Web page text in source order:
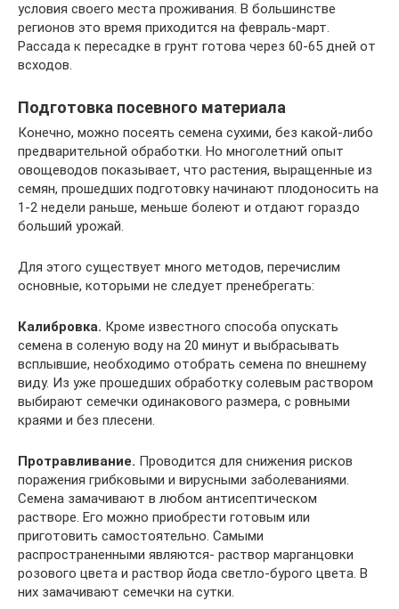
условия своего места проживания. В большинстве
регионов это время приходится на февраль-март.
Рассада к пересадке в грунт готова через 60-65 дней от
всходов.
Подготовка посевного материала
Конечно, можно посеять семена сухими, без какой-либо
предварительной обработки. Но многолетний опыт
овощеводов показывает, что растения, выращенные из
семян, прошедших подготовку начинают плодоносить на
1-2 недели раньше, меньше болеют и отдают гораздо
больший урожай.
Для этого существует много методов, перечислим
основные, которыми не следует пренебрегать:
Калибровка. Кроме известного способа опускать
семена в соленую воду на 20 минут и выбрасывать
всплывшие, необходимо отобрать семена по внешнему
виду. Из уже прошедших обработку солевым раствором
выбирают семечки одинакового размера, с ровными
краями и без плесени.
Протравливание. Проводится для снижения рисков
поражения грибковыми и вирусными заболеваниями.
Семена замачивают в любом антисептическом
растворе. Его можно приобрести готовым или
приготовить самостоятельно. Самыми
распространенными являются- раствор марганцовки
розового цвета и раствор йода светло-бурого цвета. В
них замачивают семечки на сутки.